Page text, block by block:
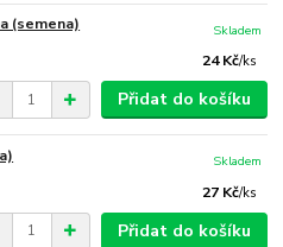
(semena)
24 Kč/ks
Skladem
Přidat do košíku
27 Kč/ks
Skladem
Přidat do košíku